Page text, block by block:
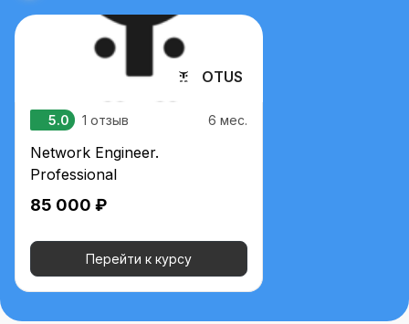
OTUS
5.0 1 отзыв 6 мес.
Network Engineer.
Professional
85 000 ₽
Перейти к курсу